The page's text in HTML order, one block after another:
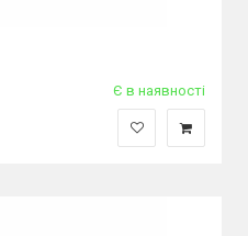
Є в наявності